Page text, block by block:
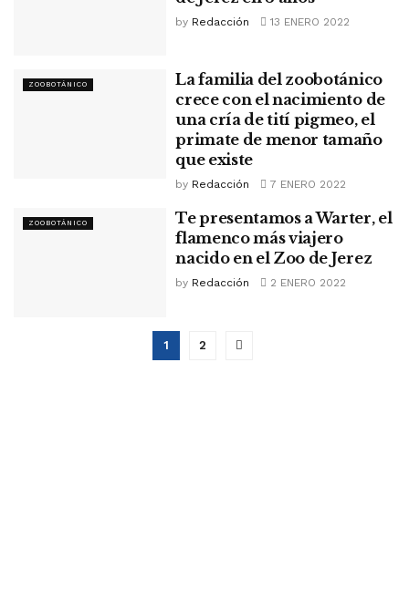
by Redacción 13 ENERO 2022
ZOOBOTÁNICO
La familia del zoobotánico
crece con el nacimiento de
una cría de tití pigmeo, el
primate de menor tamaño
que existe
by Redacción 7 ENERO 2022
ZOOBOTÁNICO
Te presentamos a Warter, el
flamenco más viajero
nacido en el Zoo de Jerez
by Redacción 2 ENERO 2022
1 2